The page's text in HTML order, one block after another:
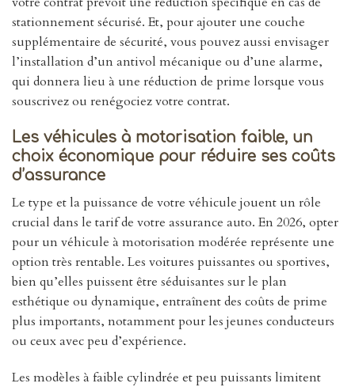
stationnement sécurisé. Et, pour ajouter une couche
supplémentaire de sécurité, vous pouvez aussi envisager
l’installation d’un antivol mécanique ou d’une alarme,
qui donnera lieu à une réduction de prime lorsque vous
souscrivez ou renégociez votre contrat.
Les véhicules à motorisation faible, un
choix économique pour réduire ses coûts
d’assurance
Le type et la puissance de votre véhicule jouent un rôle
crucial dans le tarif de votre assurance auto. En 2026, opter
pour un véhicule à motorisation modérée représente une
option très rentable. Les voitures puissantes ou sportives,
bien qu’elles puissent être séduisantes sur le plan
esthétique ou dynamique, entraînent des coûts de prime
plus importants, notamment pour les jeunes conducteurs
ou ceux avec peu d’expérience.
Les modèles à faible cylindrée et peu puissants limitent